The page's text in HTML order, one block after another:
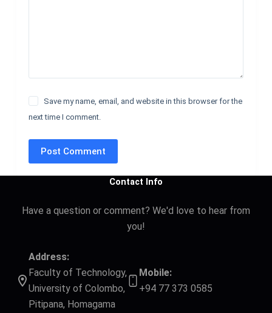
Save my name, email, and website in this browser for the
next time I comment.
Post Comment
Contact Info
Have a question or comment? We'd love to hear from
you!
Address:
Faculty of Technology,
University of Colombo,
Pitipana, Homagama
Mobile:
+94 77 373 0585